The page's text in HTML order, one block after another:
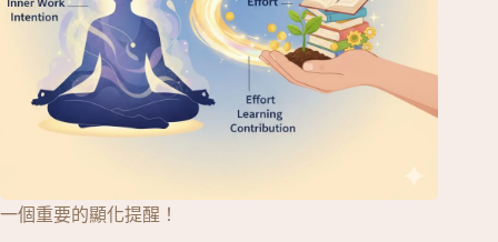
一個重要的顯化提醒！